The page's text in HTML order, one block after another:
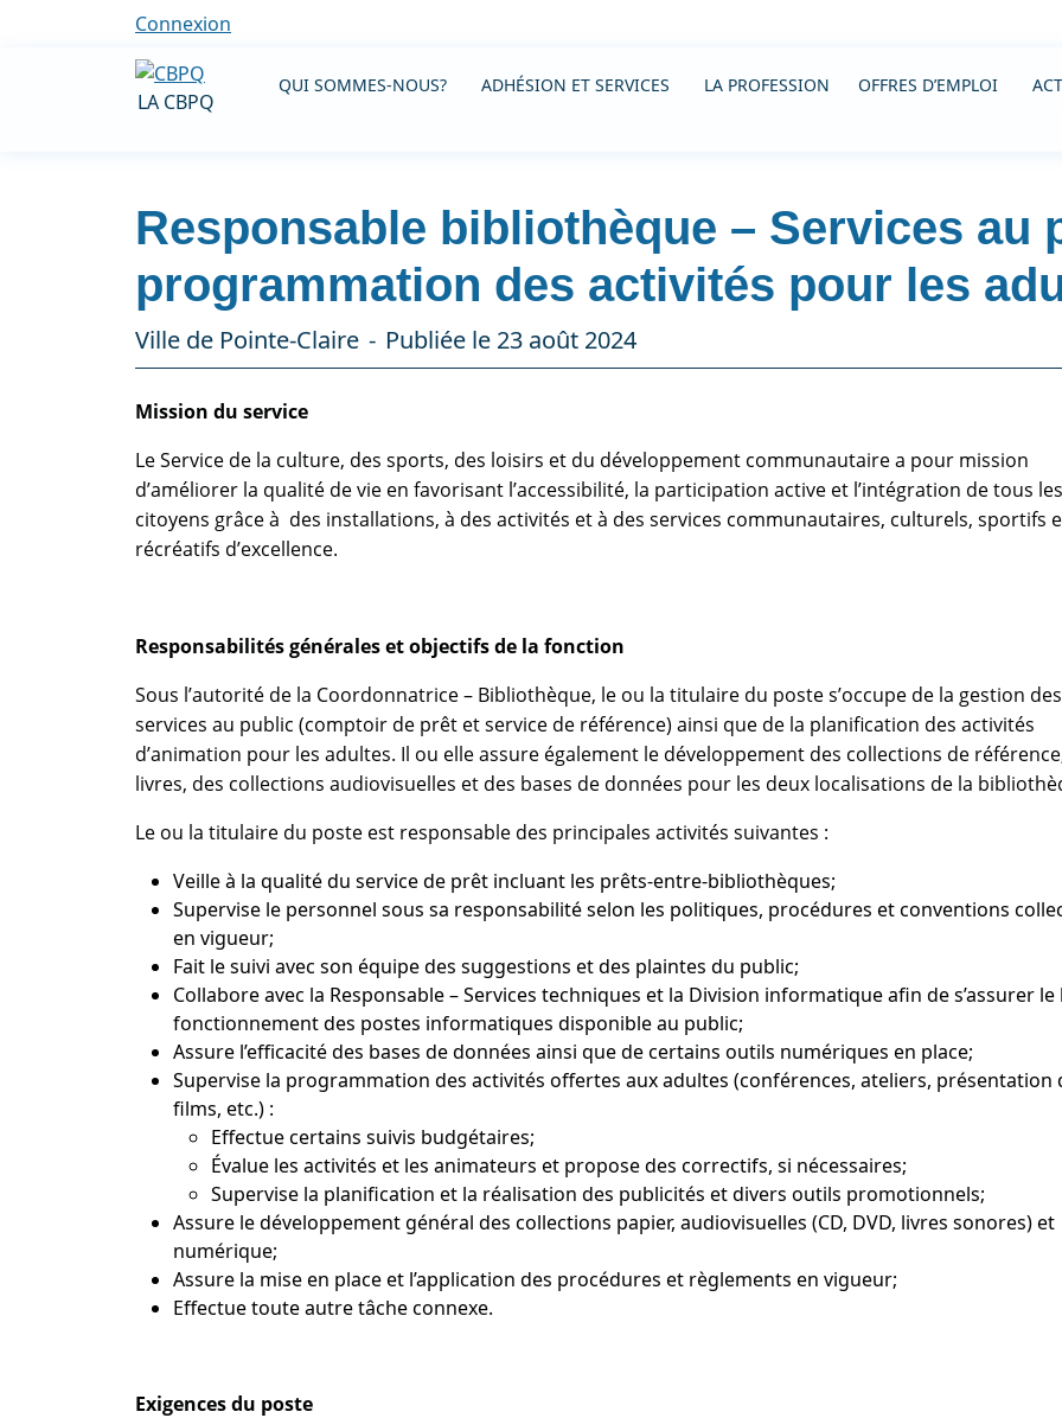
Connexion
LA CBPQ
QUI SOMMES-NOUS? ADHÉSION ET SERVICES LA PROFESSION OFFRES D’EMPLOI
Responsable bibliothèque – Services au
programmation des activités pour les
Ville de Pointe-Claire Publiée le 23 août 2024
Mission du service
Le Service de la culture, des sports, des loisirs et du développement communautaire a pour mission
d’améliorer la qualité de vie en favorisant l’accessibilité, la participation active et l’intégration de tous les
citoyens grâce à des installations, à des activités et à des services communautaires, culturels, sportifs
récréatifs d’excellence.
Responsabilités générales et objectifs de la fonction
Sous l’autorité de la Coordonnatrice – Bibliothèque, le ou la titulaire du poste s’occupe de la gestion des
services au public (comptoir de prêt et service de référence) ainsi que de la planification des activités
d’animation pour les adultes. Il ou elle assure également le développement des collections de
livres, des collections audiovisuelles et des bases de données pour les deux localisations de la
Le ou la titulaire du poste est responsable des principales activités suivantes :
Veille à la qualité du service de prêt incluant les prêts-entre-bibliothèques;
Supervise le personnel sous sa responsabilité selon les politiques, procédures et conventions
en vigueur;
Fait le suivi avec son équipe des suggestions et des plaintes du public;
Collabore avec la Responsable – Services techniques et la Division informatique afin de s’assurer le
fonctionnement des postes informatiques disponible au public;
Assure l’efficacité des bases de données ainsi que de certains outils numériques en place;
Supervise la programmation des activités offertes aux adultes (conférences, ateliers, présentation
films, etc.) :
Effectue certains suivis budgétaires;
Évalue les activités et les animateurs et propose des correctifs, si nécessaires;
Supervise la planification et la réalisation des publicités et divers outils promotionnels;
Assure le développement général des collections papier, audiovisuelles (CD, DVD, livres sonores) et
numérique;
Assure la mise en place et l’application des procédures et règlements en vigueur;
Effectue toute autre tâche connexe.
Exigences du poste